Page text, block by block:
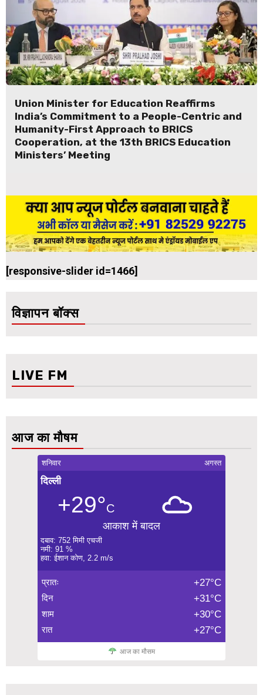
Union Minister for Education Reaffirms
India’s Commitment to a People-Centric and
Humanity-First Approach to BRICS
Cooperation, at the 13th BRICS Education
Ministers’ Meeting
[responsive-slider id=1466]
विज्ञापन बॉक्स
LIVE FM
आज का मौषम
शनिवार अगस्त
दिल्ली
+29°C
आकाश में बादल
दबाव: 752 मिमी एचजी
नमी: 91 %
हवा: ईशान कोण, 2.2 m/s
प्रातः +27°C
दिन +31°C
शाम +30°C
रात +27°C
आज का मौसम